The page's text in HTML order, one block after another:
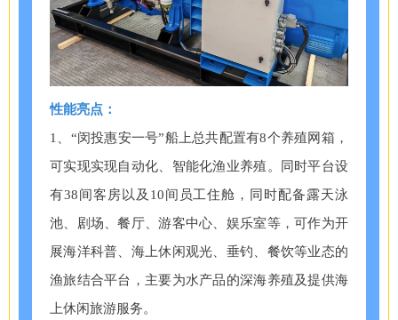
性能亮点：
1、“闵投惠安一号”船上总共配置有8个养殖网箱，
可实现实现自动化、智能化渔业养殖。同时平台设
有38间客房以及10间员工住舱，同时配备露天泳
池、剧场、餐厅、游客中心、娱乐室等，可作为开
展海洋科普、海上休闲观光、垂钓、餐饮等业态的
渔旅结合平台，主要为水产品的深海养殖及提供海
上休闲旅游服务。